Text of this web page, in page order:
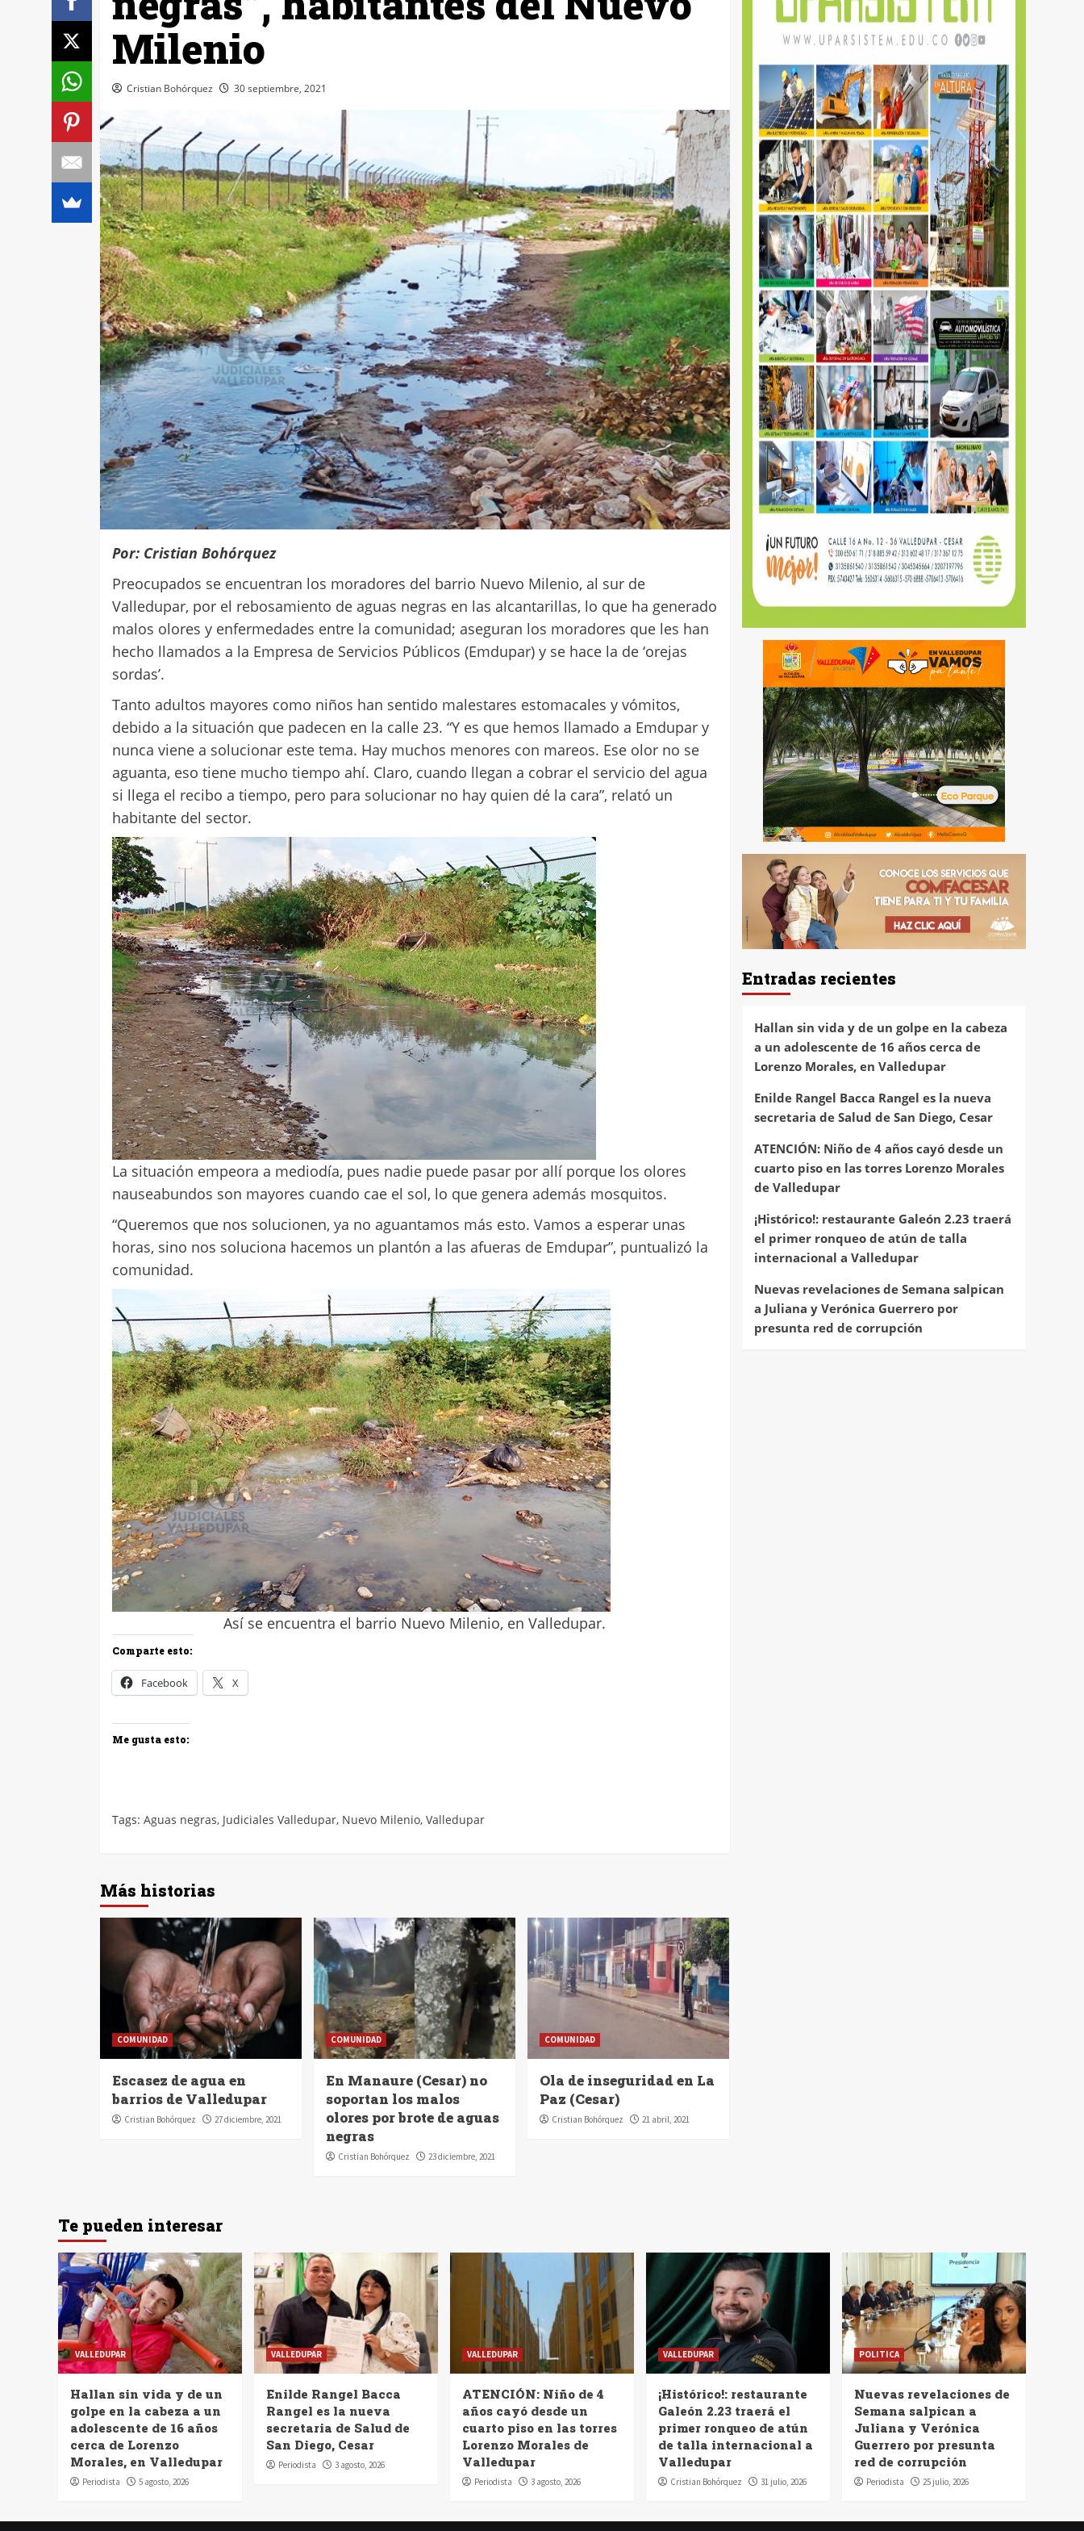
Milenio
Cristian Bohórquez 30 septiembre, 2021
Por: Cristian Bohórquez
Preocupados se encuentran los moradores del barrio Nuevo Milenio, al sur de
Valledupar, por el rebosamiento de aguas negras en las alcantarillas, lo que ha generado
malos olores y enfermedades entre la comunidad; aseguran los moradores que les han
hecho llamados a la Empresa de Servicios Públicos (Emdupar) y se hace la de ‘orejas
sordas’.
Tanto adultos mayores como niños han sentido malestares estomacales y vómitos,
debido a la situación que padecen en la calle 23. “Y es que hemos llamado a Emdupar y
nunca viene a solucionar este tema. Hay muchos menores con mareos. Ese olor no se
aguanta, eso tiene mucho tiempo ahí. Claro, cuando llegan a cobrar el servicio del agua
si llega el recibo a tiempo, pero para solucionar no hay quien dé la cara”, relató un
habitante del sector.
La situación empeora a mediodía, pues nadie puede pasar por allí porque los olores
nauseabundos son mayores cuando cae el sol, lo que genera además mosquitos.
“Queremos que nos solucionen, ya no aguantamos más esto. Vamos a esperar unas
horas, sino nos soluciona hacemos un plantón a las afueras de Emdupar”, puntualizó la
comunidad.
Así se encuentra el barrio Nuevo Milenio, en Valledupar.
Comparte esto:
Facebook X
Me gusta esto:
Tags: Aguas negras, Judiciales Valledupar, Nuevo Milenio, Valledupar
Más historias
COMUNIDAD
Escasez de agua en
barrios de Valledupar
Cristian Bohórquez 27 diciembre, 2021
COMUNIDAD
En Manaure (Cesar) no
soportan los malos
olores por brote de aguas
negras
Cristian Bohórquez 23 diciembre, 2021
COMUNIDAD
Ola de inseguridad en La
Paz (Cesar)
Cristian Bohórquez 21 abril, 2021
Entradas recientes
Hallan sin vida y de un golpe en la cabeza
a un adolescente de 16 años cerca de
Lorenzo Morales, en Valledupar
Enilde Rangel Bacca Rangel es la nueva
secretaria de Salud de San Diego, Cesar
ATENCIÓN: Niño de 4 años cayó desde un
cuarto piso en las torres Lorenzo Morales
de Valledupar
¡Histórico!: restaurante Galeón 2.23 traerá
el primer ronqueo de atún de talla
internacional a Valledupar
Nuevas revelaciones de Semana salpican
a Juliana y Verónica Guerrero por
presunta red de corrupción
Te pueden interesar
VALLEDUPAR
Hallan sin vida y de un
golpe en la cabeza a un
adolescente de 16 años
cerca de Lorenzo
Morales, en Valledupar
Periodista 5 agosto, 2026
VALLEDUPAR
Enilde Rangel Bacca
Rangel es la nueva
secretaria de Salud de
San Diego, Cesar
Periodista 3 agosto, 2026
VALLEDUPAR
ATENCIÓN: Niño de 4
años cayó desde un
cuarto piso en las torres
Lorenzo Morales de
Valledupar
Periodista 3 agosto, 2026
VALLEDUPAR
¡Histórico!: restaurante
Galeón 2.23 traerá el
primer ronqueo de atún
de talla internacional a
Valledupar
Cristian Bohórquez 31 julio, 2026
POLITICA
Nuevas revelaciones de
Semana salpican a
Juliana y Verónica
Guerrero por presunta
red de corrupción
Periodista 25 julio, 2026